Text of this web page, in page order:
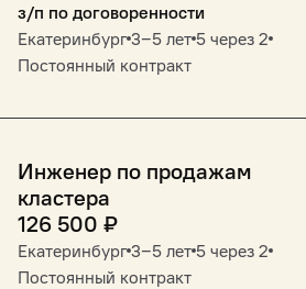
з/п по договоренности
Екатеринбург 3‒5 лет 5 через 2
Постоянный контракт
Инженер по продажам
кластера
126 500 ₽
Екатеринбург 3‒5 лет 5 через 2
Постоянный контракт